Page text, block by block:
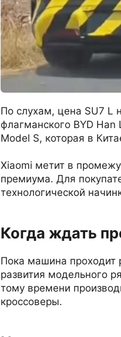
По слухам, цена SU7 L
флагманского BYD
Model S, которая в
Xiaomi метит в
премиума. Для
технологической
Когда ждать
Пока машина проходит
развития модельного
тому времени
кроссоверы.